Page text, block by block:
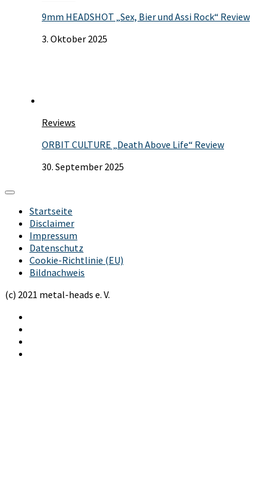
9mm HEADSHOT „Sex, Bier und Assi Rock“ Review
3. Oktober 2025
Reviews
ORBIT CULTURE „Death Above Life“ Review
30. September 2025
Startseite
Disclaimer
Impressum
Datenschutz
Cookie-Richtlinie (EU)
Bildnachweis
(c) 2021 metal-heads e. V.